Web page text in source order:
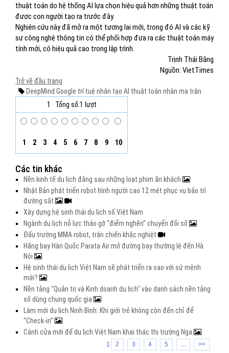
thuật toán do hệ thống AI lựa chọn hiệu quả hơn những thuật toán
được con người tạo ra trước đây.
Nghiên cứu này đã mở ra một tương lai mới, trong đó AI và các kỹ
sư công nghệ thông tin có thể phối hợp đưa ra các thuật toán máy
tính mới, có hiệu quả cao trong lập trình.
Trịnh Thái Bằng
Nguồn: VietTimes
Trở về đầu trang
DeepMind Google trí tuệ nhân tạo AI thuật toán nhân ma trận
1
Tổng số:1 lượt
1 2 3 4 5 6 7 8 9 10
Các tin khác
Nền kinh tế du lịch đằng sau những loạt phim ăn khách
Nhật Bản phát triển robot hình người cao 12 mét phục vụ bảo trì
đường sắt
Xây dựng hệ sinh thái du lịch số Việt Nam
Ngành du lịch nỗ lực tháo gỡ “điểm nghẽn” chuyển đổi số
Đấu trường MMA robot, trận chiến khắc nghiệt
Hãng bay Hàn Quốc Parata Air mở đường bay thường lệ đến Hà
Nội
Hệ sinh thái du lịch Việt Nam sẽ phát triển ra sao với sứ mệnh
mới?
Nền tảng "Quản trị và Kinh doanh du lịch" vào danh sách nền tảng
số dùng chung quốc gia
Làm mới du lịch Ninh Bình: Khi giới trẻ không còn đến chỉ để
“Check-in”
Cánh cửa mới để du lịch Việt Nam khai thác thị trường Nga
1 2 3 4 5 ... >>